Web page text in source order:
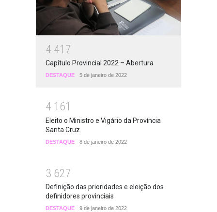
4 41 7
Capítulo Provincial 2022 – Abertura
DESTAQUE 5 de janeiro de 2022
4 1 61
Eleito o Ministro e Vigário da Província
Santa Cruz
DESTAQUE 8 de janeiro de 2022
3 627
Definição das prioridades e eleição dos
definidores provinciais
DESTAQUE 9 de janeiro de 2022